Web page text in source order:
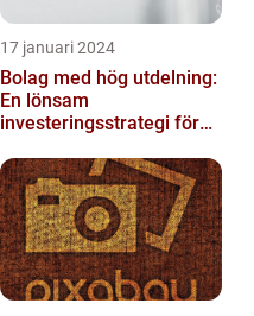
17 januari 2024
Bolag med hög utdelning:
En lönsam
investeringsstrategi för